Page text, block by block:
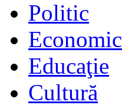
Politic
Economic
Educaţie
Cultură